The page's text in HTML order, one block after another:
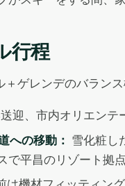
行程
ゲレンデのバラン
迎、市内オリエンテ
への移動： 雪化粧し
で平昌のリゾート拠